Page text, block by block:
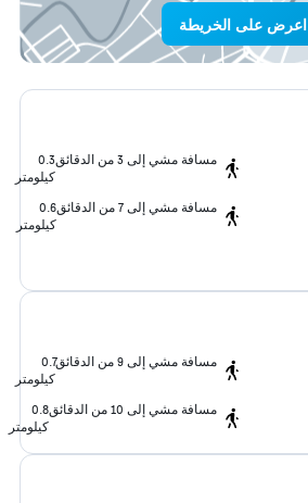
اعرض على الخريطة
مسافة مشي إلى 3 من الدقائق
0.3
كيلومتر
مسافة مشي إلى 7 من الدقائق
0.6
كيلومتر
مسافة مشي إلى 9 من الدقائق
0.7
كيلومتر
مسافة مشي إلى 10 من الدقائق
0.8
كيلومتر